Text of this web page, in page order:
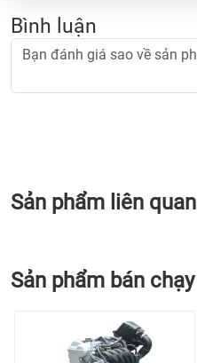
Bình luận
Sản phẩm liên quan
Sản phẩm bán chạy